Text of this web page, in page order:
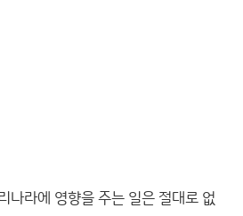
나라에 영향을 주는 일은 절대로 없